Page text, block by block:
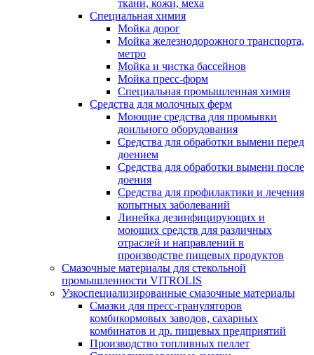
ткани, кожи, меха
Специальная химия
Мойка дорог
Мойка железнодорожного транспорта,
метро
Мойка и чистка бассейнов
Мойка пресс-форм
Специальная промышленная химия
Средства для молочных ферм
Моющие средства для промывки
доильного оборудования
Средства для обработки вымени перед
доением
Средства для обработки вымени после
доения
Средства для профилактики и лечения
копытных заболеваний
Линейка дезинфицирующих и
моющих средств для различных
отраслей и направлений в
производстве пищевых продуктов
Смазочные материалы для стекольной
промышленности VITROLIS
Узкоспециализированные смазочные материалы
Смазки для пресс-грануляторов
комбикормовых заводов, сахарных
комбинатов и др. пищевых предприятий
Производство топливных пеллет